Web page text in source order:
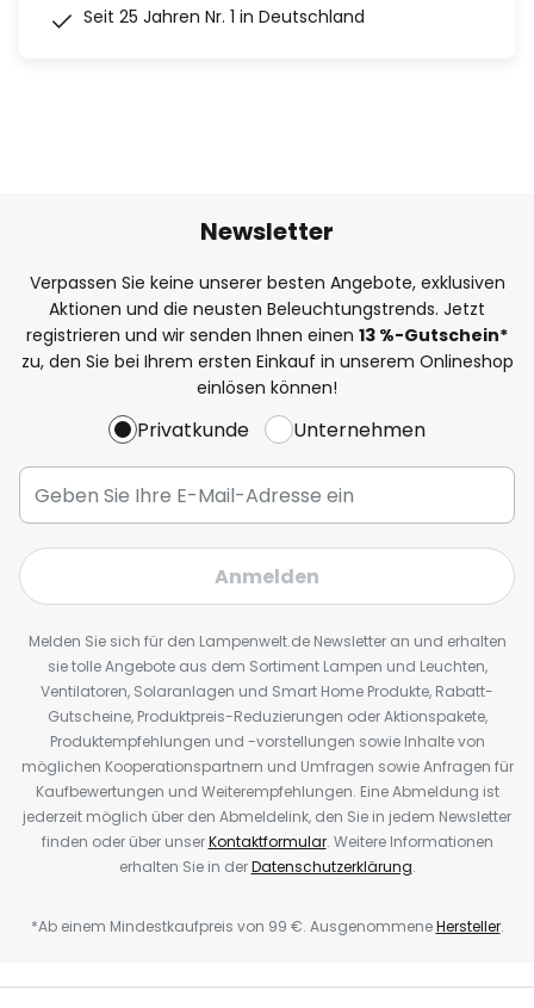
Seit 25 Jahren Nr. 1 in Deutschland
Newsletter
Verpassen Sie keine unserer besten Angebote, exklusiven
Aktionen und die neusten Beleuchtungstrends. Jetzt
registrieren und wir senden Ihnen einen 13 %-Gutschein*
zu, den Sie bei Ihrem ersten Einkauf in unserem Onlineshop
einlösen können!
Privatkunde Unternehmen
Anmelden
Melden Sie sich für den Lampenwelt.de Newsletter an und erhalten
sie tolle Angebote aus dem Sortiment Lampen und Leuchten,
Ventilatoren, Solaranlagen und Smart Home Produkte, Rabatt-
Gutscheine, Produktpreis-Reduzierungen oder Aktionspakete,
Produktempfehlungen und -vorstellungen sowie Inhalte von
möglichen Kooperationspartnern und Umfragen sowie Anfragen für
Kaufbewertungen und Weiterempfehlungen. Eine Abmeldung ist
jederzeit möglich über den Abmeldelink, den Sie in jedem Newsletter
finden oder über unserKontaktformular. Weitere Informationen
erhalten Sie in derDatenschutzerklärung.
*Ab einem Mindestkaufpreis von 99 €. AusgenommeneHersteller.